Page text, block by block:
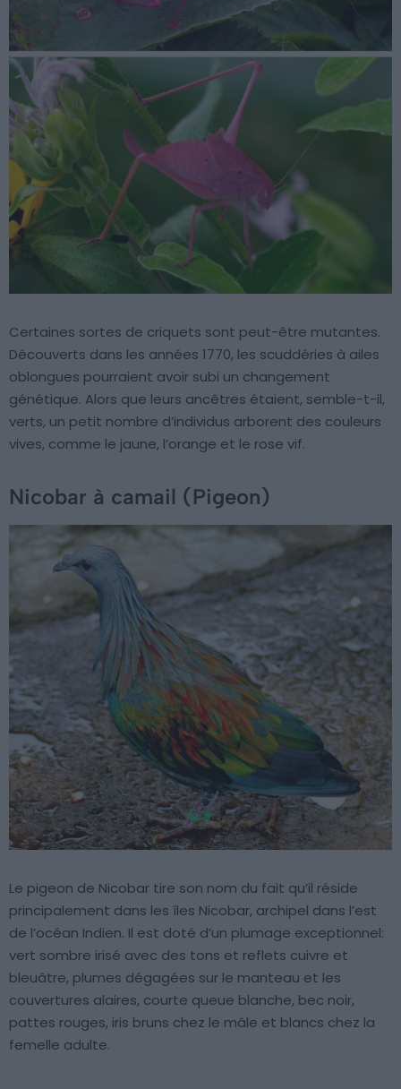
Certaines sortes de criquets sont peut-être mutantes.
Découverts dans les années 1770, les scuddéries à ailes
oblongues pourraient avoir subi un changement
génétique. Alors que leurs ancêtres étaient, semble-t-il,
verts, un petit nombre d’individus arborent des couleurs
vives, comme le jaune, l’orange et le rose vif.
Nicobar à camail (Pigeon)
Le pigeon de Nicobar tire son nom du fait qu’il réside
principalement dans les îles Nicobar, archipel dans l’est
de l’océan Indien. Il est doté d’un plumage exceptionnel:
vert sombre irisé avec des tons et reflets cuivre et
bleuâtre, plumes dégagées sur le manteau et les
couvertures alaires, courte queue blanche, bec noir,
pattes rouges, iris bruns chez le mâle et blancs chez la
femelle adulte.